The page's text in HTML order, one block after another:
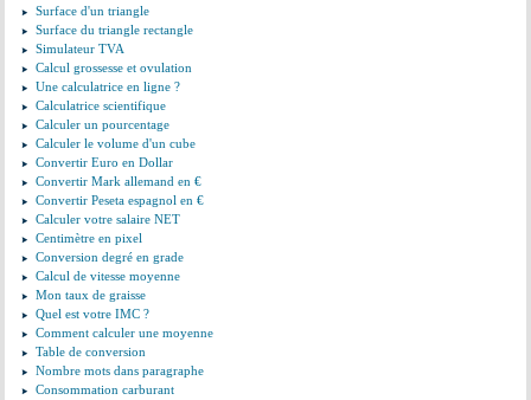
Surface d'un triangle
Surface du triangle rectangle
Simulateur TVA
Calcul grossesse et ovulation
Une calculatrice en ligne ?
Calculatrice scientifique
Calculer un pourcentage
Calculer le volume d'un cube
Convertir Euro en Dollar
Convertir Mark allemand en €
Convertir Peseta espagnol en €
Calculer votre salaire NET
Centimètre en pixel
Conversion degré en grade
Calcul de vitesse moyenne
Mon taux de graisse
Quel est votre IMC ?
Comment calculer une moyenne
Table de conversion
Nombre mots dans paragraphe
Consommation carburant